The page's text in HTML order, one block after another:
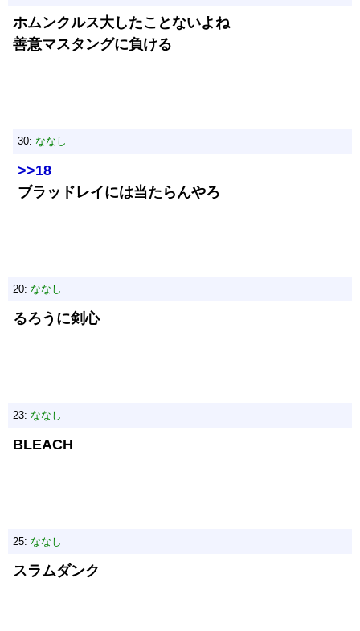
ホムンクルス大したことないよね
善意マスタングに負ける
30: ななし
>>18
ブラッドレイには当たらんやろ
20: ななし
るろうに剣心
23: ななし
BLEACH
25: ななし
スラムダンク